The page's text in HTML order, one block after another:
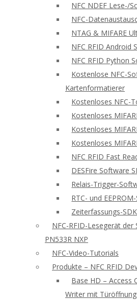
NFC NDEF Lese-/
NFC-
NTAG & MIFARE
NFC RFID Android
NFC RFID Python
Kostenlose NFC-
Kartenformatierer
Kostenloses NFC-
Kostenloses
Kostenloses
Kostenloses
NFC RFID Fast
DESFire Software
Relais-Trigger-
RTC- und
Zeiterfassungs-
NFC-RFID-Lesegerät der
PN533R NXP
NFC-Video-Tutorials
Produkte – NFC RFID
Base HD – Access
Writer mit